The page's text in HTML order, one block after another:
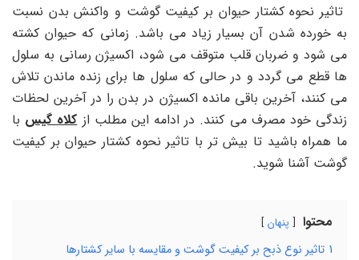
تاثیر نحوه کشتار حیوان بر کیفیت گوشت و واکنش بدن نسبت
به خورده شدن آن بسیار زیاد می باشد. زمانی که حیوان کشته
می شود و ضربان قلب متوقف می شود، اکسیژن رسانی به سلول
ها قطع می گردد و در حالی که سلول ها برای زنده ماندن تلاش
می کنند، آخرین باقی مانده اکسیژن در بدن را در آخرین لحظات
زندگی خود مصرف می کنند. در ادامه این مطلب ازکلاه گیس با
ما همراه باشید تا بیش تر با تاثیر نحوه کشتار حیوان بر کیفیت
گوشت آشنا شوید.
محتوا پنهان
1 تاثیر نوع ذبح بر کیفیت گوشت و مقایسه با سایر کشتارها